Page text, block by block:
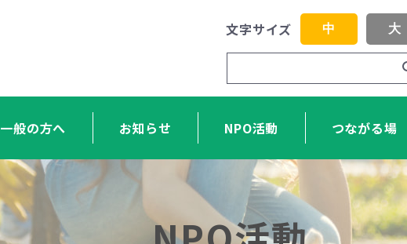
文字サイズ 中 大
一般の方へ お知らせ NPO活動 つながる場